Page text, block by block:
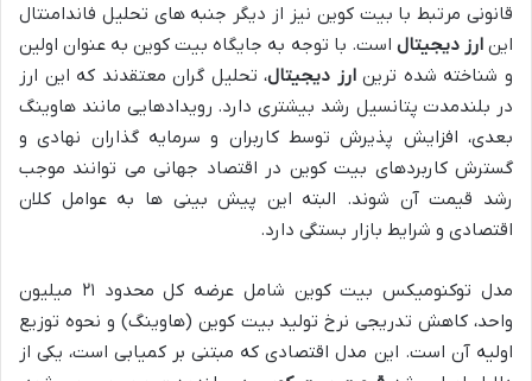
قانونی مرتبط با بیت کوین نیز از دیگر جنبه های تحلیل فاندامنتال
اینارز دیجیتال است. با توجه به جایگاه بیت کوین به عنوان اولین
و شناخته شده ترینارز دیجیتال، تحلیل گران معتقدند که این ارز
در بلندمدت پتانسیل رشد بیشتری دارد. رویدادهایی مانند هاوینگ
بعدی، افزایش پذیرش توسط کاربران و سرمایه گذاران نهادی و
گسترش کاربردهای بیت کوین در اقتصاد جهانی می توانند موجب
رشد قیمت آن شوند. البته این پیش بینی ها به عوامل کلان
اقتصادی و شرایط بازار بستگی دارد.
مدل توکنومیکس بیت کوین شامل عرضه کل محدود ۲۱ میلیون
واحد، کاهش تدریجی نرخ تولید بیت کوین (هاوینگ) و نحوه توزیع
اولیه آن است. این مدل اقتصادی که مبتنی بر کمیابی است، یکی از